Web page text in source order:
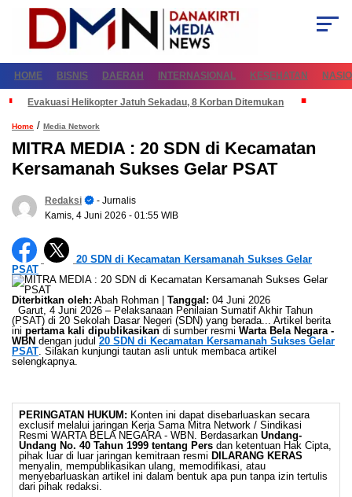
HOME BISNIS DAERAH INTERNASIONAL KESEHATAN
Evakuasi Helikopter Jatuh Sekadau, 8 Korban Ditemukan
Home / Media Network
MITRA MEDIA : 20 SDN di Kecamatan
Kersamanah Sukses Gelar PSAT
Redaksi
- Jurnalis
Kamis, 4 Juni 2026 - 01:55 WIB
20 SDN di Kecamatan Kersamanah Sukses Gelar
PSAT
Diterbitkan oleh: Abah Rohman | Tanggal: 04 Juni 2026
Garut, 4 Juni 2026 – Pelaksanaan Penilaian Sumatif Akhir Tahun
(PSAT) di 20 Sekolah Dasar Negeri (SDN) yang berada... Artikel berita
ini pertama kali dipublikasikan di sumber resmi Warta Bela Negara -
WBN dengan judul 20 SDN di Kecamatan Kersamanah Sukses Gelar
PSAT. Silakan kunjungi tautan asli untuk membaca artikel
selengkapnya.
PERINGATAN HUKUM: Konten ini dapat disebarluaskan secara
exclusif melalui jaringan Kerja Sama Mitra Network / Sindikasi
Resmi WARTA BELA NEGARA - WBN. Berdasarkan Undang-
Undang No. 40 Tahun 1999 tentang Pers dan ketentuan Hak Cipta,
pihak luar di luar jaringan kemitraan resmi DILARANG KERAS
menyalin, mempublikasikan ulang, memodifikasi, atau
menyebarluaskan artikel ini dalam bentuk apa pun tanpa izin tertulis
dari pihak redaksi.